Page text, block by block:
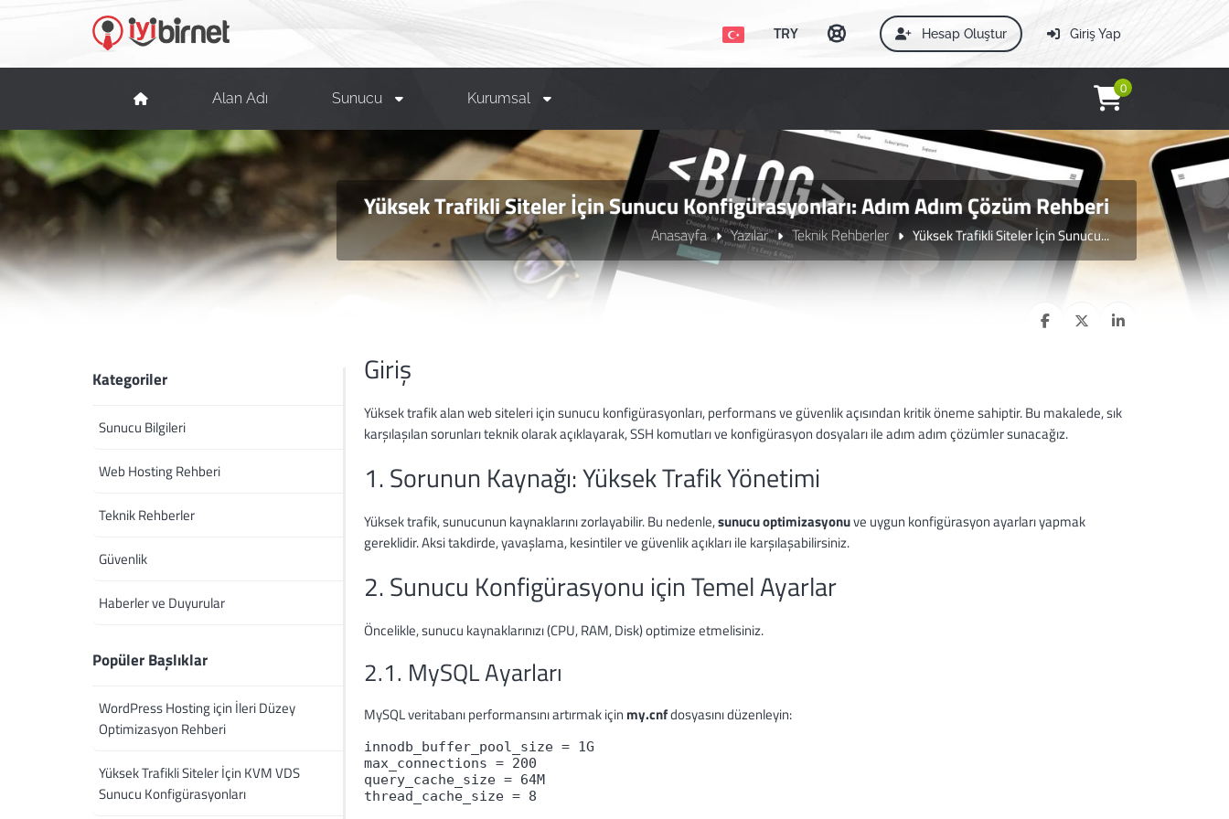
Giriş Yap
Hesap Oluştur
TRY
Alan Adı Sunucu Kurumsal
0
Yüksek Trafikli Siteler İçin Sunucu Konfigürasyonları: Adım Adım Çözüm Rehberi
Anasayfa Yazılar Teknik Rehberler Yüksek Trafikli Siteler İçin Sunucu...
Giriş
Yüksek trafik alan web siteleri için sunucu konfigürasyonları, performans ve güvenlik açısından kritik öneme sahiptir. Bu makalede, sık
karşılaşılan sorunları teknik olarak açıklayarak, SSH komutları ve konfigürasyon dosyaları ile adım adım çözümler sunacağız.
1. Sorunun Kaynağı: Yüksek Trafik Yönetimi
Yüksek trafik, sunucunun kaynaklarını zorlayabilir. Bu nedenle,sunucu optimizasyonuve uygun konfigürasyon ayarları yapmak
gereklidir. Aksi takdirde, yavaşlama, kesintiler ve güvenlik açıkları ile karşılaşabilirsiniz.
2. Sunucu Konfigürasyonu için Temel Ayarlar
Öncelikle, sunucu kaynaklarınızı (CPU, RAM, Disk) optimize etmelisiniz.
2.1. MySQL Ayarları
MySQL veritabanı performansını artırmak için my.cnfdosyasını düzenleyin:
innodb_buffer_pool_size = 1G
max_connections = 200
query_cache_size = 64M
Kategoriler
Sunucu Bilgileri
Web Hosting Rehberi
Teknik Rehberler
Güvenlik
Haberler ve Duyurular
Popüler Başlıklar
WordPress Hosting için İleri Düzey
Optimizasyon Rehberi
Yüksek Trafikli Siteler İçin KVM VDS
Sunucu Konfigürasyonları